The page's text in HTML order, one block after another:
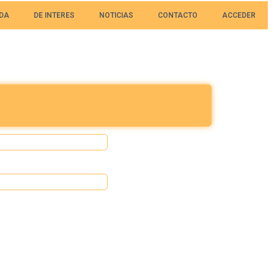
DE INTERES NOTICIAS CONTACTO ACCEDER